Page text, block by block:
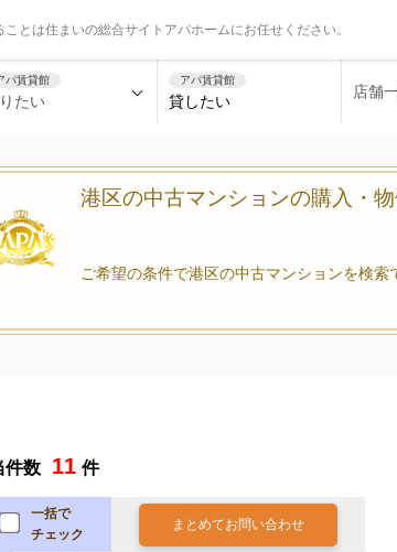
とは住まいの総合サイトアパホームにお任せください。
パ賃貸館
たい
アパ賃貸館
貸したい
店舗
港区の中古マンションの購入・
ご希望の条件で港区の中古マンションを検索
件数 11 件
一括で
チェック
まとめてお問い合わせ